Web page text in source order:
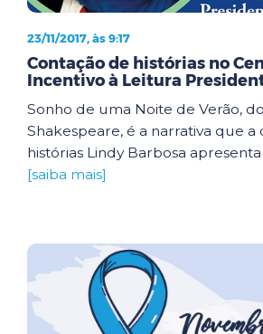
23/11/2017, às 9:17
Contação de histórias no
Incentivo à Leitura
Sonho de uma Noite de Verão,
Shakespeare, é a narrativa que a
histórias Lindy Barbosa apresenta
[saiba mais]